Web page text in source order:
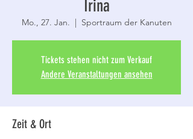
Irina
Mo., 27. Jan.
  |
Sportraum der Kanuten
Tickets stehen nicht zum Verkauf
Andere Veranstaltungen ansehen
Zeit & Ort